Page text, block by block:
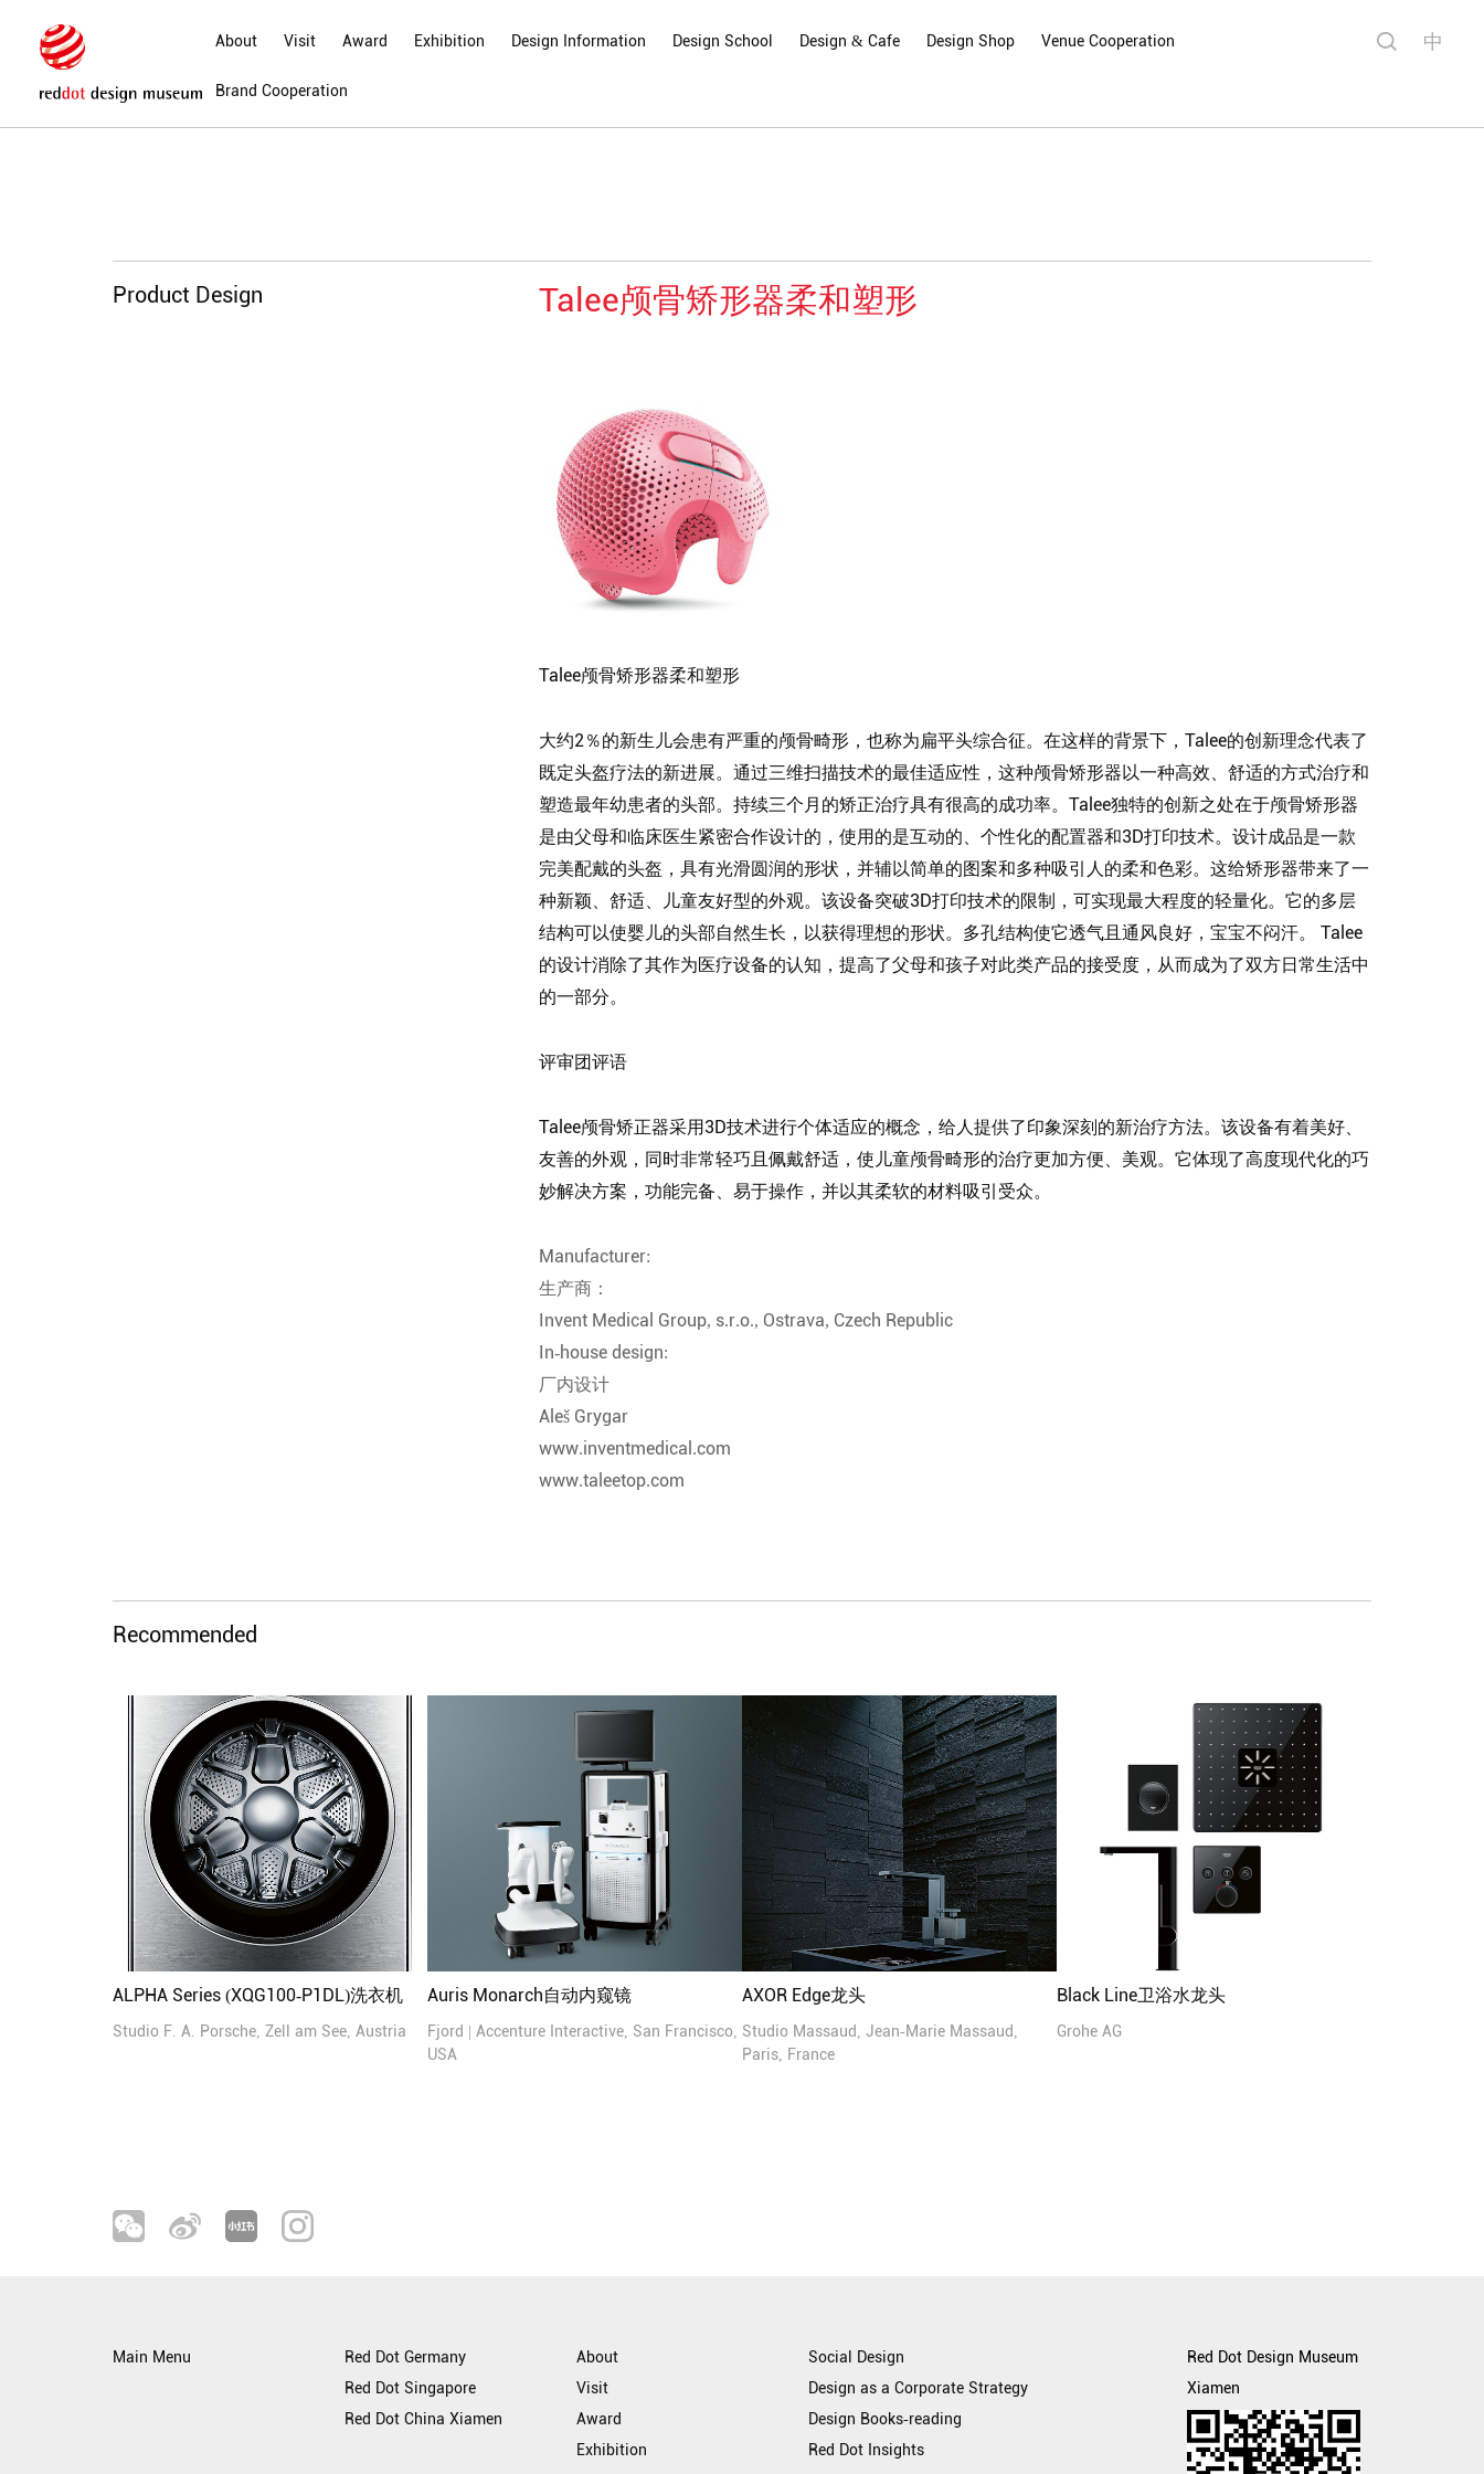
About Visit Award Exhibition Design Information Design School Design & Cafe Design Shop Venue Cooperation
Brand Cooperation
中
Product Design Talee颅骨矫形器柔和塑形
Talee颅骨矫形器柔和塑形
大约2％的新生儿会患有严重的颅骨畸形，也称为扁平头综合征。在这样的背景下，Talee的创新理念代表了
既定头盔疗法的新进展。通过三维扫描技术的最佳适应性，这种颅骨矫形器以一种高效、舒适的方式治疗和
塑造最年幼患者的头部。持续三个月的矫正治疗具有很高的成功率。Talee独特的创新之处在于颅骨矫形器
是由父母和临床医生紧密合作设计的，使用的是互动的、个性化的配置器和3D打印技术。设计成品是一款
完美配戴的头盔，具有光滑圆润的形状，并辅以简单的图案和多种吸引人的柔和色彩。这给矫形器带来了一
种新颖、舒适、儿童友好型的外观。该设备突破3D打印技术的限制，可实现最大程度的轻量化。它的多层
结构可以使婴儿的头部自然生长，以获得理想的形状。多孔结构使它透气且通风良好，宝宝不闷汗。
Talee
的设计消除了其作为医疗设备的认知，提高了父母和孩子对此类产品的接受度，从而成为了双方日常生活中
的一部分。
评审团评语
Talee颅骨矫正器采用3D技术进行个体适应的概念，给人提供了印象深刻的新治疗方法。该设备有着美好、
友善的外观，同时非常轻巧且佩戴舒适，使儿童颅骨畸形的治疗更加方便、美观。它体现了高度现代化的巧
妙解决方案，功能完备、易于操作，并以其柔软的材料吸引受众。
Manufacturer:
生产商：
Invent Medical Group, s.r.o., Ostrava, Czech Republic
In-house design:
厂内设计
Aleš Grygar
www.inventmedical.com
www.taleetop.com
Recommended
ALPHA Series (XQG100-P1DL)洗衣机
Studio F. A. Porsche, Zell am See, Austria
Auris Monarch自动内窥镜
Fjord | Accenture Interactive, San Francisco,
USA
AXOR Edge龙头
Studio Massaud, Jean-Marie Massaud,
Paris, France
Black Line卫浴水龙头
Grohe AG
Main Menu
Red Dot Germany
Red Dot Singapore
Red Dot China Xiamen
About
Visit
Award
Exhibition
Social Design
Design as a Corporate Strategy
Design Books-reading
Red Dot Insights
Red Dot Design Museum
Xiamen